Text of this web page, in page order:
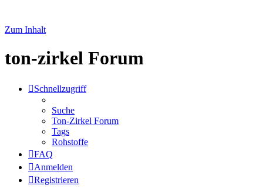
Zum Inhalt
ton-zirkel Forum
Schnellzugriff
Suche
Ton-Zirkel Forum
Tags
Rohstoffe
FAQ
Anmelden
Registrieren